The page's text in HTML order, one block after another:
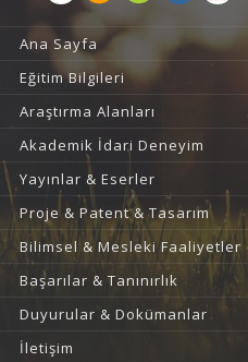
Ana Sayfa
Eğitim Bilgileri
Araştırma Alanları
Akademik İdari Deneyim
Yayınlar & Eserler
Proje & Patent & Tasarım
Bilimsel & Mesleki Faaliyetler
Başarılar & Tanınırlık
Duyurular & Dokümanlar
İletişim